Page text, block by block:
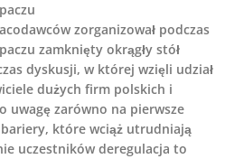
zorganizował podczas
zamknięty okrągły stół
dyskusji, w której wzięli udział
dużych firm polskich i
uwagę zarówno na pierwsze
które wciąż utrudniają
uczestników deregulacja to